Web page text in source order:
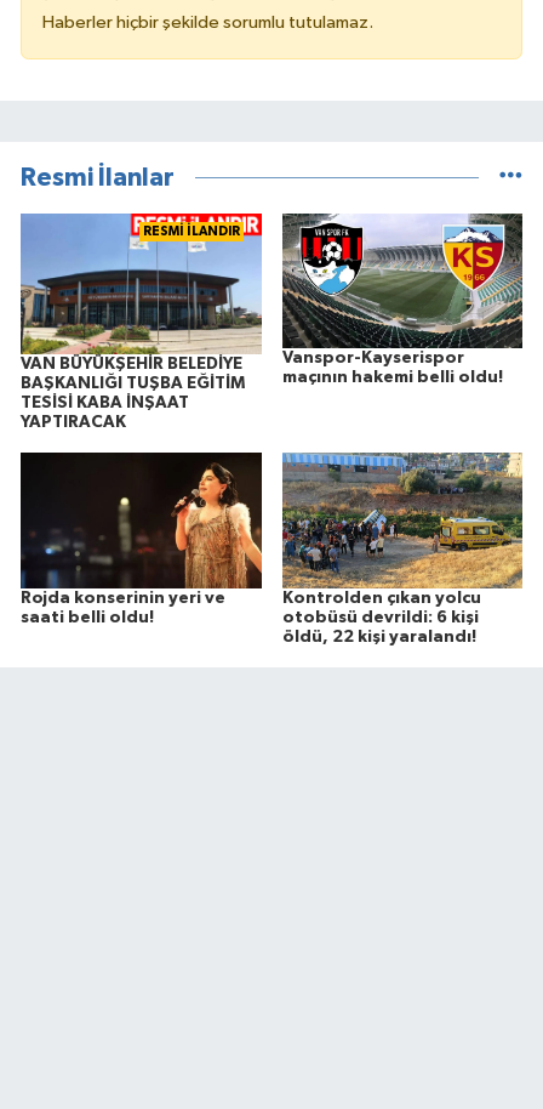
Haberler hiçbir şekilde sorumlu tutulamaz.
Resmi İlanlar
RESMİ İLANDIR
VAN BÜYÜKŞEHİR BELEDİYE
BAŞKANLIĞI TUŞBA EĞİTİM
TESİSİ KABA İNŞAAT
YAPTIRACAK
Vanspor-Kayserispor
maçının hakemi belli oldu!
Rojda konserinin yeri ve
saati belli oldu!
Kontrolden çıkan yolcu
otobüsü devrildi: 6 kişi
öldü, 22 kişi yaralandı!